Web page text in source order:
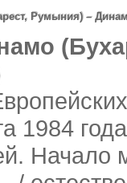
Румыния) –
1984
Начало